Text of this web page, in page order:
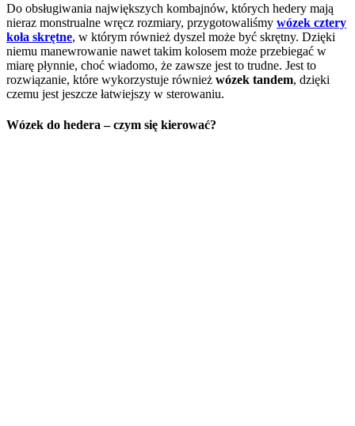
Do obsługiwania największych kombajnów, których hedery mają
nieraz monstrualne wręcz rozmiary, przygotowaliśmy wózek cztery
koła skrętne, w którym również dyszel może być skrętny. Dzięki
niemu manewrowanie nawet takim kolosem może przebiegać w
miarę płynnie, choć wiadomo, że zawsze jest to trudne. Jest to
rozwiązanie, które wykorzystuje również wózek tandem, dzięki
czemu jest jeszcze łatwiejszy w sterowaniu.
Wózek do hedera– czym się kierować?